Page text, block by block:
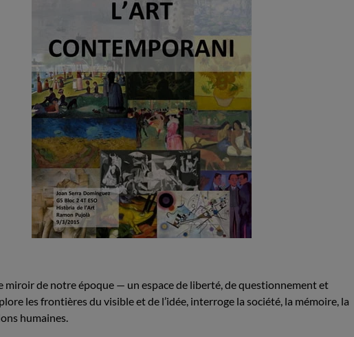
miroir de notre époque — un espace de liberté, de questionnement et
les frontières du visible et de l’idée, interroge la société, la mémoire, la
humaines.